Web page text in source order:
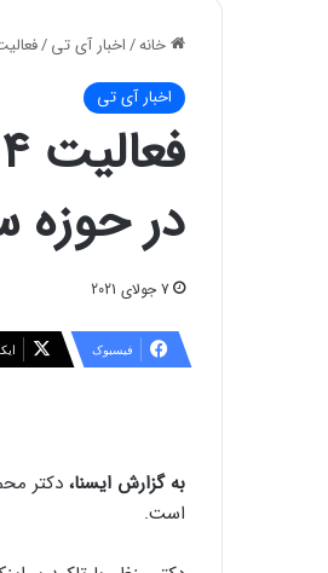
خانه/اخبار آی تی/فعالیت ۴ شرکت برتر های‌تک صادراتی کشور در
اخبار آی تی
در حوزه
7 جولای 2021
فیسبوک
به گزارش ایسنا، دکتر
است.